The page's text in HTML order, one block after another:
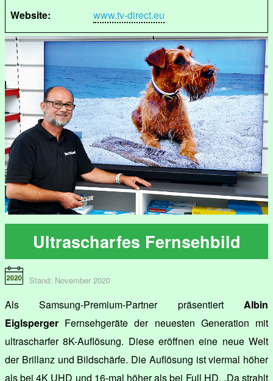
Website:
www.tv-direct.eu
Ultrascharfes Fernsehbild
Stand: November 2020
Als Samsung-Premium-Partner präsentiert Albin
Eiglsperger Fernsehgeräte der neuesten Generation mit
ultrascharfer 8K-Auflösung. Diese eröffnen eine neue Welt
der Brillanz und Bildschärfe. Die Auflösung ist viermal höher
als bei 4K UHD und 16-mal höher als bei Full HD. „Da strahlt